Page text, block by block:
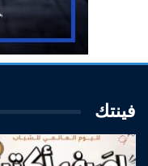
فينتك